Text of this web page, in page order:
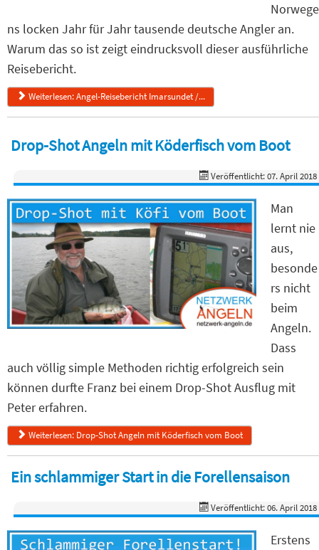
Norwege
ns locken Jahr für Jahr tausende deutsche Angler an.
Warum das so ist zeigt eindrucksvoll dieser ausführliche
Reisebericht.
Weiterlesen: Angel-Reisebericht Imarsundet /...
Drop-Shot Angeln mit Köderfisch vom Boot
Veröffentlicht: 07. April 2018
Man
lernt nie
aus,
besonde
rs nicht
beim
Angeln.
Dass
auch völlig simple Methoden richtig erfolgreich sein
können durfte Franz bei einem Drop-Shot Ausflug mit
Peter erfahren.
Weiterlesen: Drop-Shot Angeln mit Köderfisch vom Boot
Ein schlammiger Start in die Forellensaison
Veröffentlicht: 06. April 2018
Erstens